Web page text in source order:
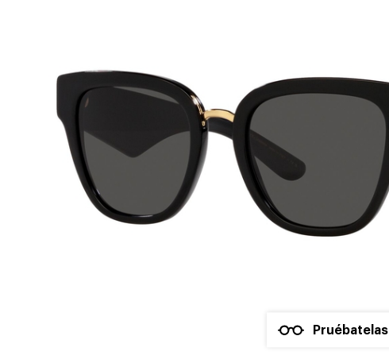
Pruébatelas